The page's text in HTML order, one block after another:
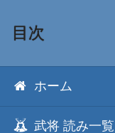
目次
ホーム
武将 読み一覧